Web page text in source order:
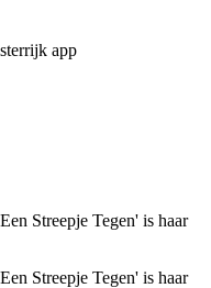
app
Streepje Tegen' is haar
Streepje Tegen' is haar